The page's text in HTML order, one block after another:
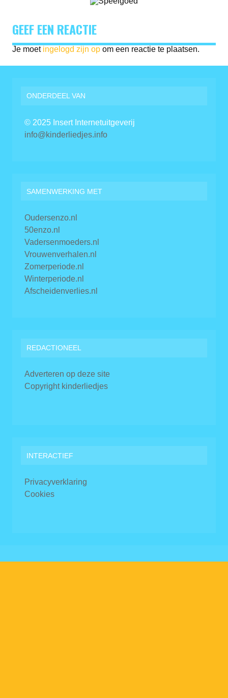
GEEF EEN REACTIE
Je moet ingelogd zijn op om een reactie te plaatsen.
ONDERDEEL VAN
© 2025 Insert Internetuitgeverij
info@kinderliedjes.info
SAMENWERKING MET
Oudersenzo.nl
50enzo.nl
Vadersenmoeders.nl
Vrouwenverhalen.nl
Zomerperiode.nl
Winterperiode.nl
Afscheidenverlies.nl
REDACTIONEEL
Adverteren op deze site
Copyright kinderliedjes
INTERACTIEF
Privacyverklaring
Cookies